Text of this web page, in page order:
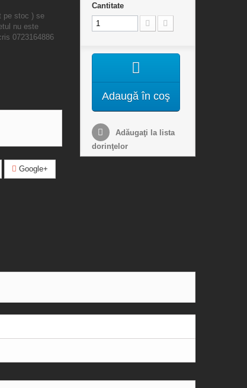
pe stoc ) se
nu este
0723164886
Google+
Cantitate
Adaugă în coş
Adăugaţi la lista
dorinţelor